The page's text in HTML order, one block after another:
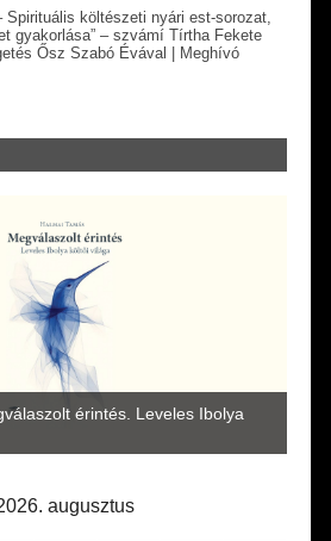
Spirituális költészeti nyári est-sorozat,
gyakorlása” – szvámí Tírtha Fekete
Ősz Szabó Évával | Meghívó
érintés. Leveles Ibolya
augusztus